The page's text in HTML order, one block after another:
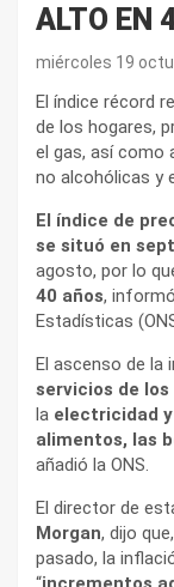
ALTO EN
miércoles 19
El índice récord
de los hogares,
el gas, así como
no alcohólicas y
El índice de
se situó en
agosto, por lo
40 años,
Estadísticas
El ascenso de la
servicios de los
la electricidad
alimentos, las
añadió la ONS.
El director de
Morgan, dijo
pasado, la